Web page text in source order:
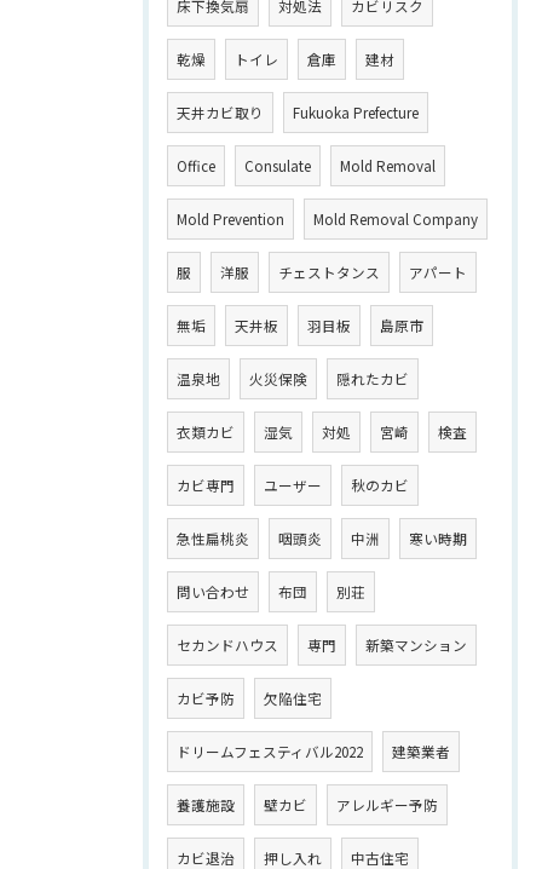
床下換気扇 対処法 カビリスク
乾燥 トイレ 倉庫 建材
天井カビ取り Fukuoka Prefecture
Office Consulate Mold Removal
Mold Prevention Mold Removal Company
服 洋服 チェストタンス アパート
無垢 天井板 羽目板 島原市
温泉地 火災保険 隠れたカビ
衣類カビ 湿気 対処 宮崎 検査
カビ専門 ユーザー 秋のカビ
急性扁桃炎 咽頭炎 中洲 寒い時期
問い合わせ 布団 別荘
セカンドハウス 専門 新築マンション
カビ予防 欠陥住宅
ドリームフェスティバル2022 建築業者
養護施設 壁カビ アレルギー予防
カビ退治 押し入れ 中古住宅